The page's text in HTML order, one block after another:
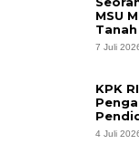
MSU
7 Juli
KPK
4 Juli